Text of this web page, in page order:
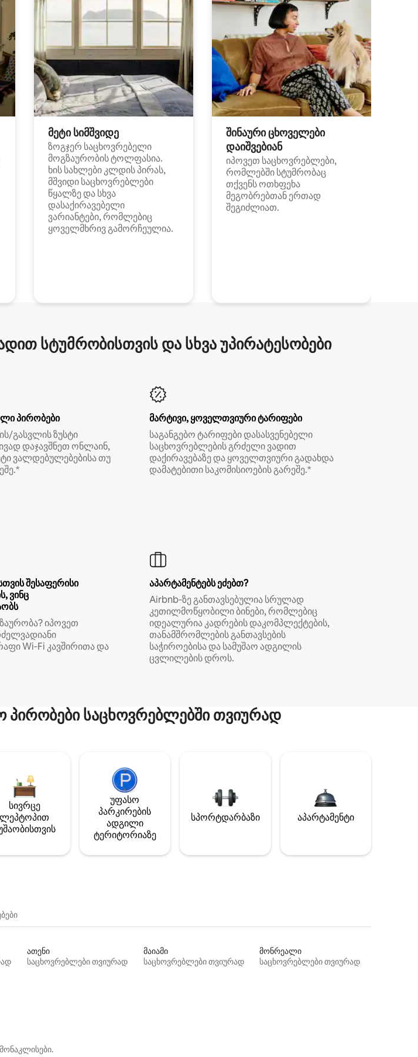
მეტი სიმშვიდე
ზოგჯერ საცხოვრებელი
მოგზაურობის ტოლფასია.
ხის სახლები კლდის პირას,
მშვიდი საცხოვრებლები
წყალზე და სხვა
დასაქირავებელი
ვარიანტები, რომლებიც
ყოველმხრივ გამორჩეულია.
შინაური ცხოველები
დაიშვებიან
იპოვეთ საცხოვრებლები,
რომლებში სტუმრობაც
თქვენს ოთხფეხა
მეგობრებთან ერთად
შეგიძლიათ.
სტუმრობისთვის და სხვა უპირატესობები
პირობები
გასვლის ზუსტი
დაჯავშნეთ ონლაინ,
ვალდებულებებისა თუ
მარტივი, ყოველთვიური ტარიფები
საგანგებო ტარიფები დასასვენებელი
საცხოვრებლების გრძელი ვადით
დაქირავებაზე და ყოველთვიური გადახდა
დამატებითი საკომისიოების გარეშე.*
შესაფერისი
ვინც
იპოვეთ
Wi‑Fi კავშირითა და
აპარტამენტებს ეძებთ?
Airbnb‑ზე განთავსებულია სრულად
კეთილმოწყობილი ბინები, რომლებიც
იდეალურია კადრების დაკომპლექტების,
თანამშრომლების განთავსების
საჭიროებისა და სამუშაო ადგილის
ცვლილების დროს.
საცხოვრებლებში თვიურად
სივრცე
ლეპტოპით
უფასო
პარკირების
ადგილი
ტერიტორიაზე
სპორტდარბაზი აპარტამენტი
ათენი
საცხოვრებლები თვიურად
მაიამი
საცხოვრებლები თვიურად
მონრეალი
საცხოვრებლები თვიურად